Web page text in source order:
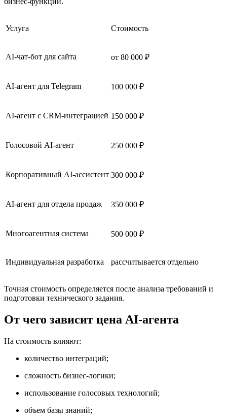
Услуга Стоимость
AI-чат-бот для сайта от 80 000 ₽
AI-агент для Telegram 100 000 ₽
AI-агент с CRM-интеграцией 150 000 ₽
Голосовой AI-агент 250 000 ₽
Корпоративный AI-ассистент 300 000 ₽
AI-агент для отдела продаж 350 000 ₽
Многоагентная система 500 000 ₽
Индивидуальная разработка рассчитывается отдельно
Точная стоимость определяется после анализа требований и
подготовки технического задания.
От чего зависит цена AI-агента
На стоимость влияют:
количество интеграций;
сложность бизнес-логики;
использование голосовых технологий;
объем базы знаний;